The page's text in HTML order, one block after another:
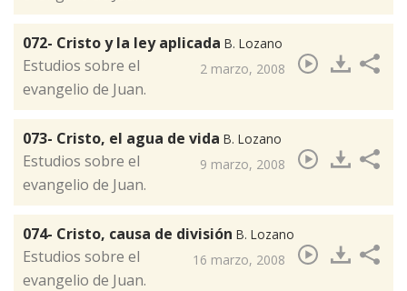
072- Cristo y la ley aplicada B. Lozano
2 marzo, 2008
​Estudios sobre el
evangelio de Juan.
073- Cristo, el agua de vida B. Lozano
9 marzo, 2008
​Estudios sobre el
evangelio de Juan.
074- Cristo, causa de división B. Lozano
16 marzo, 2008
​Estudios sobre el
evangelio de Juan.